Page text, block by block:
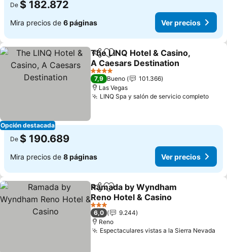
De $ 182.872
Mira precios de 6 páginas Ver precios
Opción destacada
Compartir
Agregar a favoritos
The LINQ Hotel & Casino,
A Caesars Destination
Ver precios
4 Estrellas
7,9 Bueno
101.366
Las Vegas
LINQ Spa y salón de servicio completoVer
De $ 190.689
Mira precios de 8 páginas Ver precios
CompartirAgregar a favoritos
Ramada by Wyndham
Reno Hotel & Casino
Ver precios
3 Estrellas
6,0
9.244
Reno
Espectaculares vistas a la Sierra Nevada